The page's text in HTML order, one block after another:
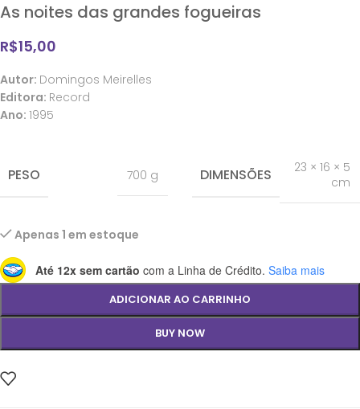
As noites das grandes fogueiras
R$15,00
Autor: Domingos Meirelles
Editora: Record
Ano: 1995
PESO 700 g DIMENSÕES
23 × 16 × 5
cm
Apenas 1 em estoque
Até 12x sem cartão com a Linha de Crédito. Saiba mais
ADICIONAR AO CARRINHO
BUY NOW